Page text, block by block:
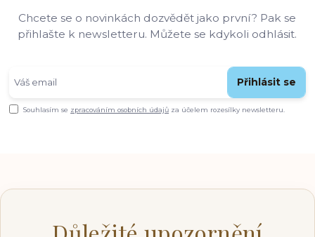
Chcete se o novinkách dozvědět jako první? Pak se
přihlašte k newsletteru. Můžete se kdykoli odhlásit.
Přihlásit se
Souhlasím se zpracováním osobních údajů za účelem rozesílky newsletteru.